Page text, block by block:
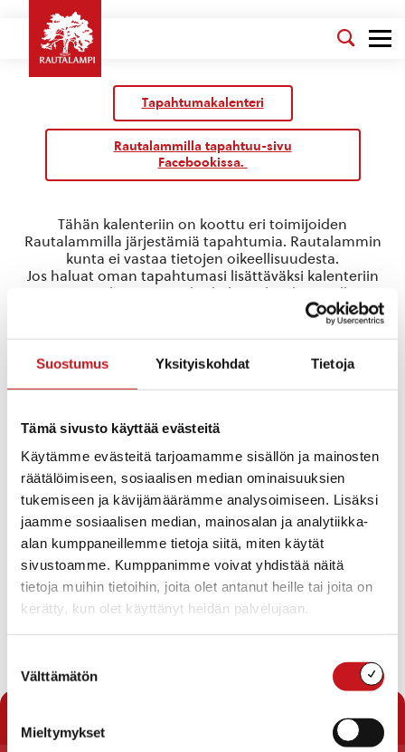
Suostumus Yksityiskohdat Tietoja
Tämä sivusto käyttää evästeitä
Käytämme evästeitä tarjoamamme sisällön ja mainosten
räätälöimiseen, sosiaalisen median ominaisuuksien
tukemiseen ja kävijämäärämme analysoimiseen. Lisäksi
jaamme sosiaalisen median, mainosalan ja analytiikka-
alan kumppaneillemme tietoja siitä, miten käytät
sivustoamme. Kumppanimme voivat yhdistää näitä
tietoja muihin tietoihin, joita olet antanut heille tai joita on
kerätty, kun olet käyttänyt heidän palvelujaan.
valinta
Välttämätön
Mieltymykset
Tapahtumakalenteri
Rautalammilla tapahtuu-sivu
Facebookissa.
perhetapahtuma
Tapahtumat perhetapahtuma
Tapahtumat
NoticeEi tuloksia.
Etsi
aja
Näkymät
navigointi
Etsi
ShowLista
Tuleva
Valitse
päivä.
EdellisetTapahtumat Tänään
Seuraavat
Tähän kalenteriin on koottu eri toimijoiden
Rautalammilla järjestämiä tapahtumia. Rautalammin
kunta ei vastaa tietojen oikeellisuudesta.
Jos haluat oman tapahtumasi lisättäväksi kalenteriin
jätä tapahtuman tiedot linkin takaa löytyvällä